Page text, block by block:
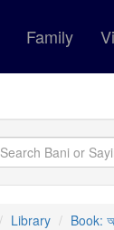
Family
Library Book: